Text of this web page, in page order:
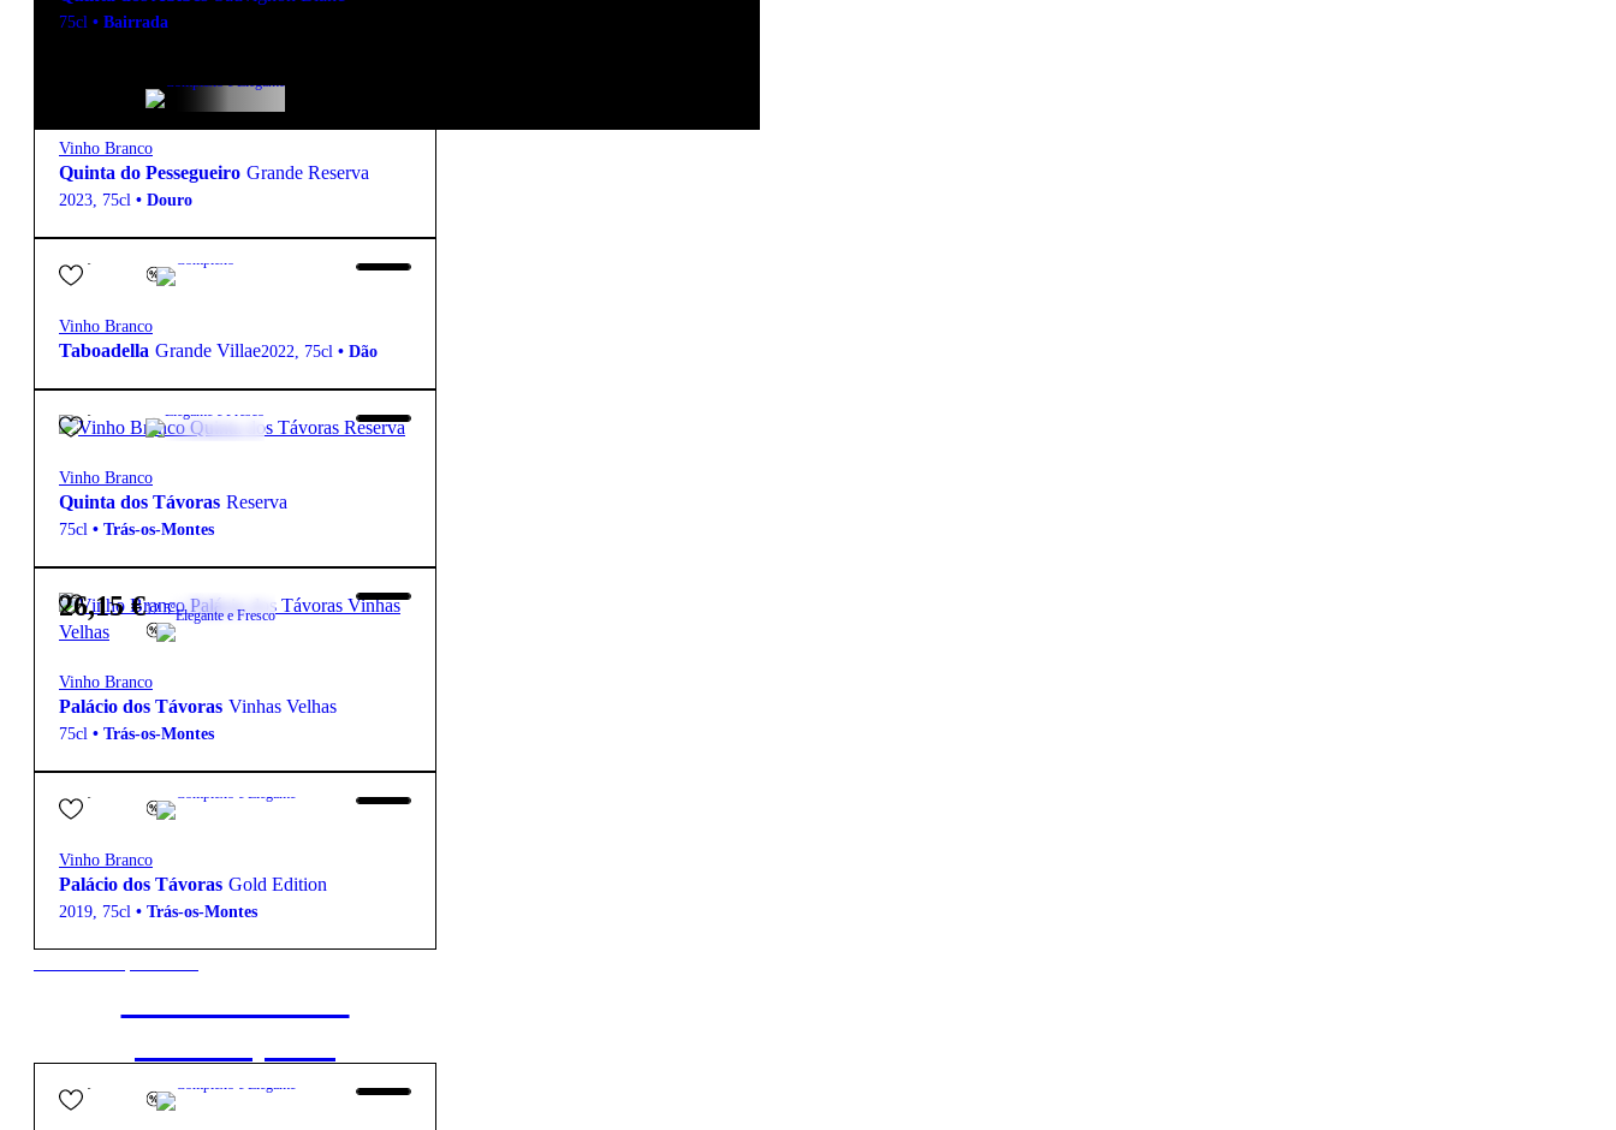
75cl • Bairrada
Complexo e Elegante
Vinho Branco
Quinta do Pessegueiro Grande Reserva
2023, 75cl • Douro
38,40€ Complexo
Vinho Branco
Taboadella Grande Villae2022, 75cl • Dão
12,20€ Elegante e Fresco
Vinho Branco
Quinta dos Távoras Reserva
75cl • Trás-os-Montes
26,15€12.5ºElegante e Fresco
Vinho Branco
Palácio dos Távoras Vinhas Velhas
75cl • Trás-os-Montes
95,10€ Complexo e Elegante
Vinho Branco
Palácio dos Távoras Gold Edition
2019, 75cl • Trás-os-Montes
18,10€ Complexo e Elegante